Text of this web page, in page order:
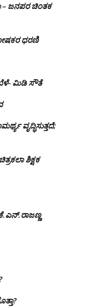
– ಜನಪರ ಚಿಂತಕ
ಧರಣಿ
ಮಿಡಿ ಸೌತೆ
ವೃದ್ಧಿಸುತ್ತದೆ;
ಶಿಕ್ಷಕ